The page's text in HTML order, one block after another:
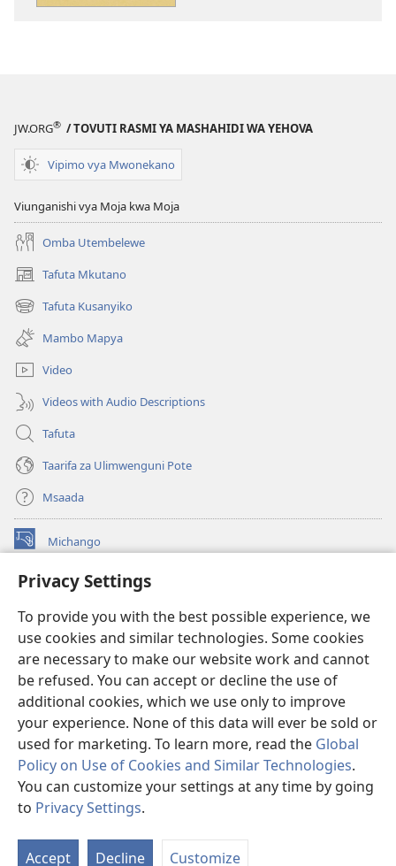
Privacy Settings
To provide you with the best possible experience, we
use cookies and similar technologies. Some cookies
are necessary to make our website work and cannot
be refused. You can accept or decline the use of
additional cookies, which we use only to improve
your experience. None of this data will ever be sold or
used for marketing. To learn more, read the Global
Policy on Use of Cookies and Similar Technologies.
You can customize your settings at any time by going
to Privacy Settings.
Accept Decline Customize
JW.ORG® / TOVUTI RASMI YA MASHAHIDI WA YEHOVA
Vipimo vya Mwonekano
Viunganishi vya Moja kwa Moja
Omba Utembelewe
Tafuta Mkutano
(opens
new
window)
Tafuta Kusanyiko
(opens
new
window)
Mambo Mapya
Video
Videos with Audio Descriptions
Tafuta
Taarifa za Ulimwenguni Pote
Msaada
Michango
(opens
window)Watchtower MAKTABA KWENYE MTANDAO™
new
window)JW Hub ®
(opens
new
window)
®
Watchtower Library
Copyright
© 2026 Watch Tower Bible and Tract Society of Pennsylvania.
MASHARTI YA MATUMIZI